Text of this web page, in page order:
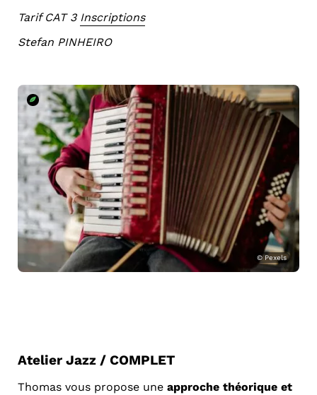
Tarif CAT 3 Inscriptions
Stefan PINHEIRO
© Pexels
Atelier Jazz / COMPLET
Thomas vous propose une approche théorique et